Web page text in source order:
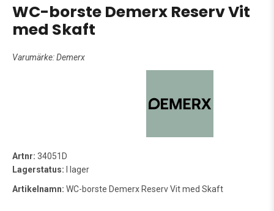
WC-borste Demerx Reserv Vit
med Skaft
Varumärke:Demerx
Artnr: 34051D
Lagerstatus: I lager
Artikelnamn: WC-borste Demerx Reserv Vit med Skaft